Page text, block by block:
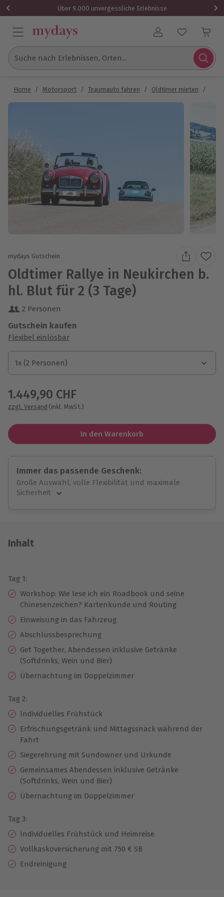
Über 9.000 unvergessliche Erlebnisse
Benutzerkonto
Suche nach Erlebnissen, Orten...
Home / Motorsport / Traumauto fahren / Oldtimer mieten /
mydays Gutschein
Oldtimer Rallye in Neukirchen b.
hl. Blut für 2 (3 Tage)
2 Personen
Gutschein kaufen
Flexibel einlösbar
1x (2 Personen)
1x (2 Personen)
1x (2 Personen)
1.449,90 CHF
zzgl. Versand (inkl. MwSt.)
In den Warenkorb
Immer das passende Geschenk:
Große Auswahl, volle Flexibilität und maximale
Sicherheit
Jeder Gutschein für alle Erlebnisse einlösbar.
Inhalt
Tag 1:
Workshop: Wie lese ich ein Roadbook und seine
Chinesenzeichen? Kartenkunde und Routing
Einweisung in das Fahrzeug
Abschlussbesprechung
Get Together, Abendessen inklusive Getränke
(Softdrinks, Wein und Bier)
Übernachtung im Doppelzimmer
Tag 2:
Individuelles Frühstück
Erfrischungsgetränk und Mittagssnack während der
Fahrt
Siegerehrung mit Sundowner und Urkunde
Gemeinsames Abendessen inklusive Getränke
(Softdrinks, Wein und Bier)
Übernachtung im Doppelzimmer
Tag 3:
Individuelles Frühstück und Heimreise
Vollkaskoversicherung mit 750 € SB
Endreinigung